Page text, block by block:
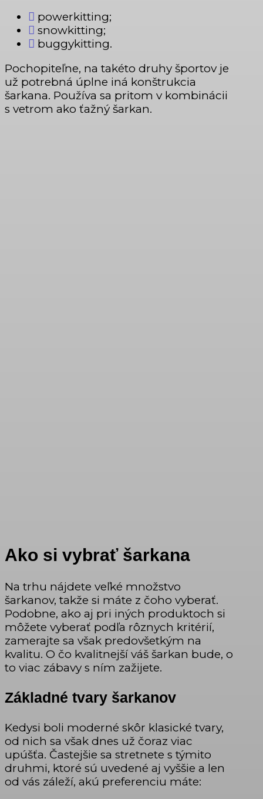
powerkitting;
snowkitting;
buggykitting.
Pochopiteľne, na takéto druhy športov je
už potrebná úplne iná konštrukcia
šarkana. Používa sa pritom v kombinácii
s vetrom ako ťažný šarkan.
Ako si vybrať šarkana
Na trhu nájdete veľké množstvo
šarkanov, takže si máte z čoho vyberať.
Podobne, ako aj pri iných produktoch si
môžete vyberať podľa rôznych kritérií,
zamerajte sa však predovšetkým na
kvalitu. O čo kvalitnejší váš šarkan bude, o
to viac zábavy s ním zažijete.
Základné tvary šarkanov
Kedysi boli moderné skôr klasické tvary,
od nich sa však dnes už čoraz viac
upúšťa. Častejšie sa stretnete s týmito
druhmi, ktoré sú uvedené aj vyššie a len
od vás záleží, akú preferenciu máte: